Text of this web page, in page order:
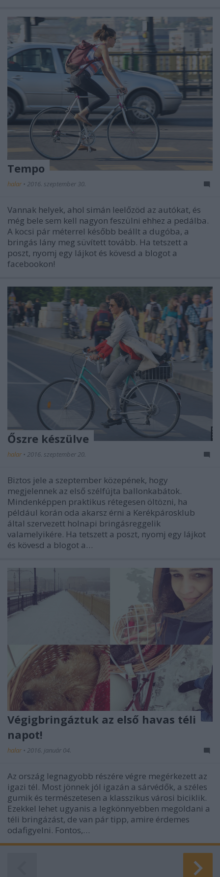
Tempo
halar • 2016. szeptember 30.
Vannak helyek, ahol simán leelőzöd az autókat, és
még bele sem kell nagyon feszülni ehhez a pedálba.
A kocsi pár méterrel később beállt a dugóba, a
bringás lány meg süvített tovább. Ha tetszett a
poszt, nyomj egy lájkot és kövesd a blogot a
facebookon!
Őszre készülve
halar • 2016. szeptember 20.
Biztos jele a szeptember közepének, hogy
megjelennek az első szélfújta ballonkabátok.
Mindenképpen praktikus rétegesen öltözni, ha
például korán oda akarsz érni a Kerékpárosklub
által szervezett holnapi bringásreggelik
valamelyikére. Ha tetszett a poszt, nyomj egy lájkot
és kövesd a blogot a…
Végigbringáztuk az első havas téli
napot!
halar • 2016. január 04.
Az ország legnagyobb részére végre megérkezett az
igazi tél. Most jönnek jól igazán a sárvédők, a széles
gumik és természetesen a klasszikus városi biciklik.
Ezekkel lehet ugyanis a legkönnyebben megoldani a
téli bringázást, de van pár tipp, amire érdemes
odafigyelni. Fontos,…